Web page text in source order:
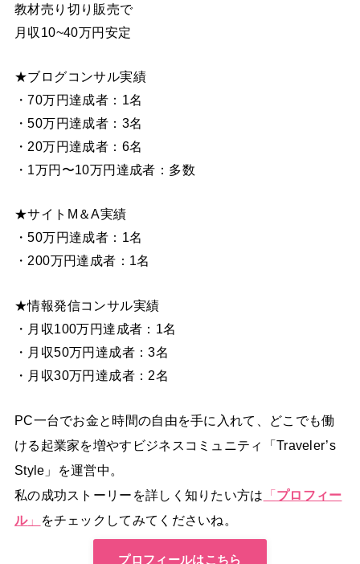
教材売り切り販売で
月収10~40万円安定
★ブログコンサル実績
・70万円達成者：1名
・50万円達成者：3名
・20万円達成者：6名
・1万円〜10万円達成者：多数
★サイトM＆A実績
・50万円達成者：1名
・200万円達成者：1名
★情報発信コンサル実績
・月収100万円達成者：1名
・月収50万円達成者：3名
・月収30万円達成者：2名
PC一台でお金と時間の自由を手に入れて、どこでも働
ける起業家を増やすビジネスコミュニティ「Traveler’s
Style」を運営中。
私の成功ストーリーを詳しく知りたい方は 「プロフィー
ル」 をチェックしてみてくださいね。
プロフィールはこちら